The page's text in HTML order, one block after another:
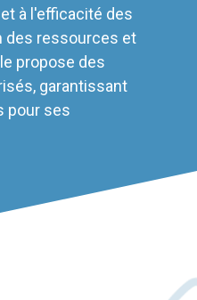
à l'efficacité des
des ressources et
propose des
garantissant
pour ses